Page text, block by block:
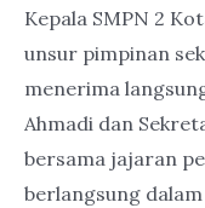
Kepala SMPN 2
unsur pimpinan
menerima
Ahmadi dan
bersama jajaran
berlangsung